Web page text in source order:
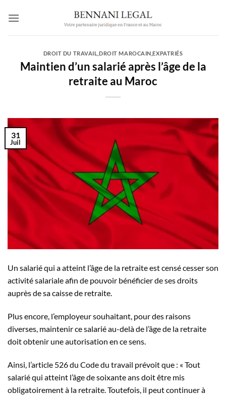
DROIT DU TRAVAIL ,DROIT MAROCAIN ,EXPATRIÉS
Maintien d’un salarié après l’âge de la
retraite au Maroc
31
Juil
Un salarié qui a atteint l’âge de la retraite est censé cesser son
activité salariale afin de pouvoir bénéficier de ses droits
auprès de sa caisse de retraite.
Plus encore, l’employeur souhaitant, pour des raisons
diverses, maintenir ce salarié au-delà de l’âge de la retraite
doit obtenir une autorisation en ce sens.
Ainsi, l’article 526 du Code du travail prévoit que : « Tout
salarié qui atteint l’âge de soixante ans doit être mis
obligatoirement à la retraite. Toutefois, il peut continuer à